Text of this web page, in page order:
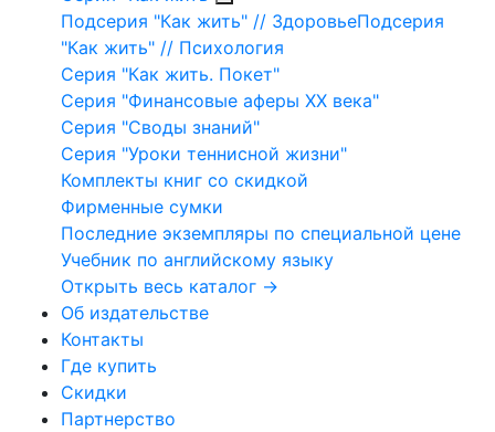
Подсерия "Как жить" // ЗдоровьеПодсерия
"Как жить" // Психология
Серия "Как жить. Покет"
Серия "Финансовые аферы XX века"
Серия "Своды знаний"
Серия "Уроки теннисной жизни"
Комплекты книг со скидкой
Фирменные сумки
Последние экземпляры по специальной цене
Учебник по английскому языку
Открыть весь каталог →
Об издательстве
Контакты
Где купить
Скидки
Партнерство